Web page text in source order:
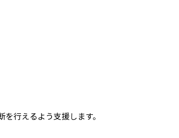
行えるよう支援します。